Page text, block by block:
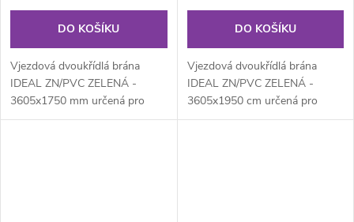
DO KOŠÍKU
Vjezdová dvoukřídlá brána
IDEAL ZN/PVC ZELENÁ -
3605x1750 mm určená pro
drátěné ploty. Výplň z
DO KOŠÍKU
Vjezdová dvoukřídlá brána
IDEAL ZN/PVC ZELENÁ -
3605x1950 cm určená pro
drátěné ploty. Výplň z